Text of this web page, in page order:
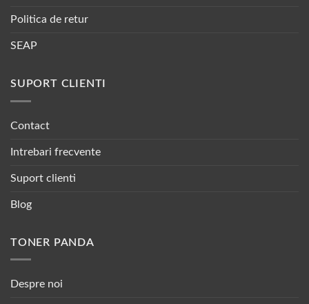
Politica de retur
SEAP
SUPORT CLIENTI
Contact
Intrebari frecvente
Suport clienti
Blog
TONER PANDA
Despre noi